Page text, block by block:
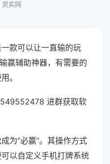
灵实网
款可以让一直输的玩
赢辅助神器，有需要的
。
进群获取软
为“必赢”。其操作方式
以自定义手机打牌系统